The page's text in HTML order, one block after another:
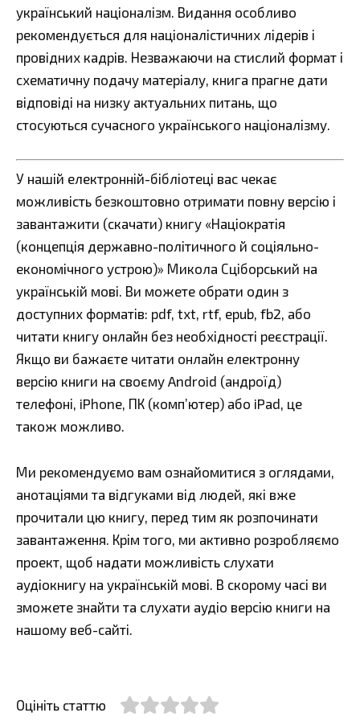
український націоналізм. Видання особливо
рекомендується для націоналістичних лідерів і
провідних кадрів. Незважаючи на стислий формат і
схематичну подачу матеріалу, книга прагне дати
відповіді на низку актуальних питань, що
стосуються сучасного українського націоналізму.
У нашій електронній-бібліотеці вас чекає
можливість безкоштовно отримати повну версію і
завантажити (скачати) книгу «Націократія
(концепція державно-політичного й соціяльно-
економічного устрою)» Микола Сціборський на
українській мові. Ви можете обрати один з
доступних форматів: pdf, txt, rtf, epub, fb2, або
читати книгу онлайн без необхідності реєстрації.
Якщо ви бажаєте читати онлайн електронну
версію книги на своєму Android (андроїд)
телефоні, iPhone, ПК (комп’ютер) або iPad, це
також можливо.
Ми рекомендуємо вам ознайомитися з оглядами,
анотаціями та відгуками від людей, які вже
прочитали цю книгу, перед тим як розпочинати
завантаження. Крім того, ми активно розробляємо
проект, щоб надати можливість слухати
аудіокнигу на українській мові. В скорому часі ви
зможете знайти та слухати аудіо версію книги на
нашому веб-сайті.
Оцініть статтю